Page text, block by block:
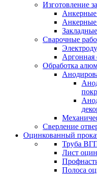
Изготовление
Сварочные
Аргонная
Обработка
Сверление
Оцинкованный
Труба
Лист
Полоса